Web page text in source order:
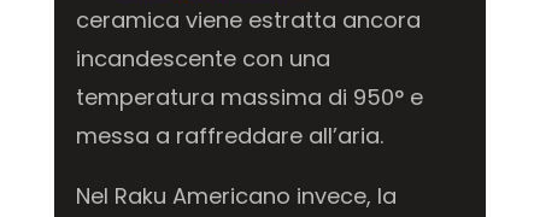
ceramica viene estratta ancora
incandescente con una
temperatura massima di 950° e
messa a raffreddare all’aria.
Nel Raku Americano invece, la